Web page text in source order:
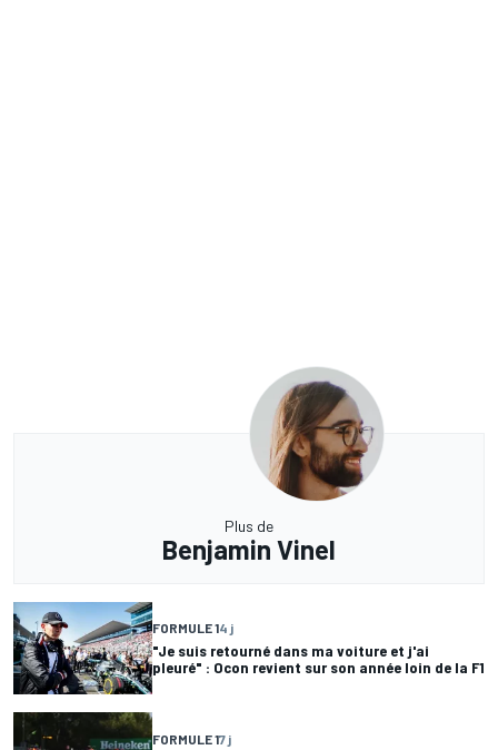
Plus de
Benjamin Vinel
FORMULE 14 j
"Je suis retourné dans ma voiture et j'ai
pleuré" : Ocon revient sur son année loin de la F1
FORMULE 17 j